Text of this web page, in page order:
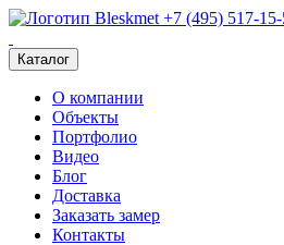
+7 (495) 517-
Каталог
О компании
Объекты
Портфолио
Видео
Блог
Доставка
Заказать замер
Контакты